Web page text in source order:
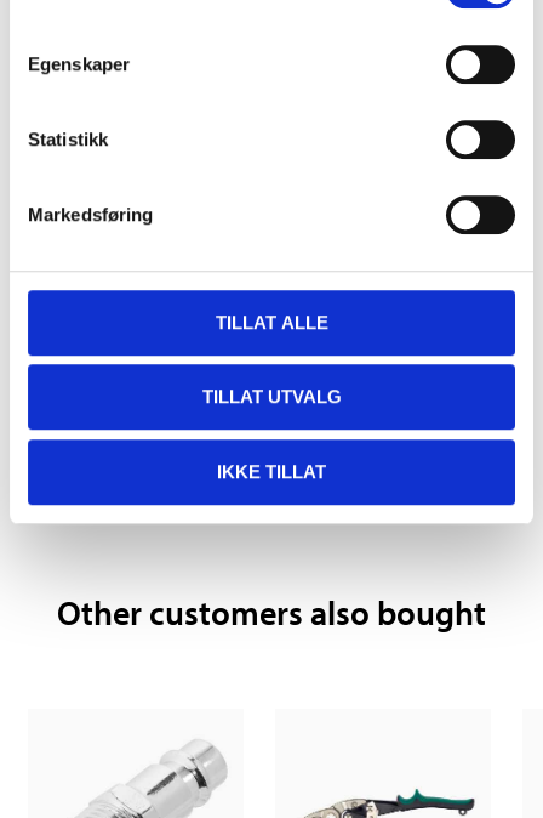
Egenskaper
Statistikk
Markedsføring
TILLAT ALLE
TILLAT UTVALG
IKKE TILLAT
Pay & Collect
Pay & Collect in your local store within 2 hours!
READ MORE
Other customers also bought